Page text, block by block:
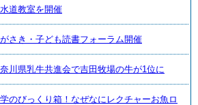
道教室を開催
さき・子ども読書フォーラム開催
川県乳牛共進会で吉田牧場の牛が1位に
のびっくり箱！なぜなにレクチャーお魚ロ